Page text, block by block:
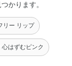
かります。
リー リップ
心はずむピンク